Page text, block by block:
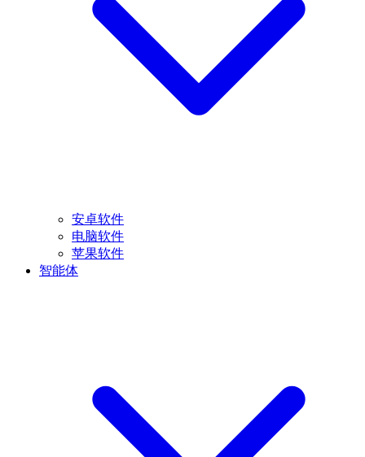
安卓软件
电脑软件
苹果软件
智能体